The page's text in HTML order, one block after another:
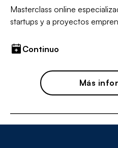
Masterclass online
startups y a proyectos
Continuo
Más